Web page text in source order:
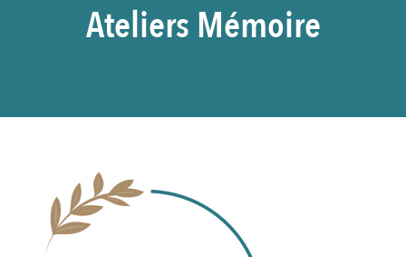
Ateliers Mémoire